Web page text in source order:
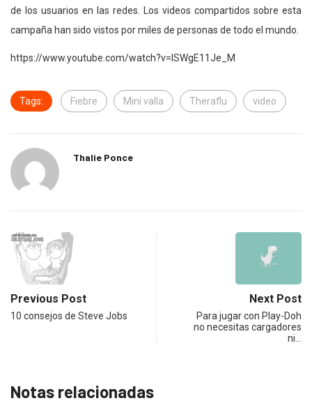
de los usuarios en las redes. Los videos compartidos sobre esta
campaña han sido vistos por miles de personas de todo el mundo.
https://www.youtube.com/watch?v=lSWgE11Je_M
Tags: Fiebre Mini valla Theraflu video
Thalie Ponce
Previous Post
10 consejos de Steve Jobs
Next Post
Para jugar con Play-Doh
no necesitas cargadores
ni…
Notas relacionadas